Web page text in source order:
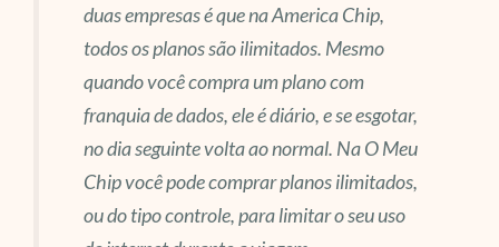
duas empresas é que na America Chip,
todos os planos são ilimitados. Mesmo
quando você compra um plano com
franquia de dados, ele é diário, e se esgotar,
no dia seguinte volta ao normal. Na O Meu
Chip você pode comprar planos ilimitados,
ou do tipo controle, para limitar o seu uso